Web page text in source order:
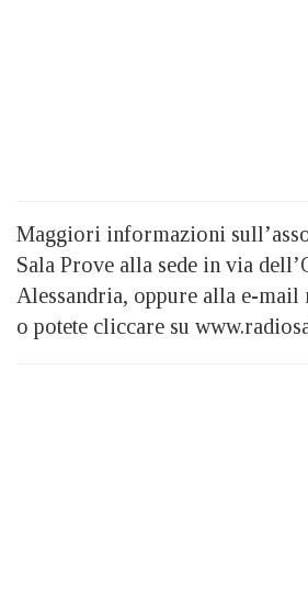
Maggiori informazioni
Sala Prove alla sede in via
Alessandria, oppure alla e-mail
o potete cliccare su